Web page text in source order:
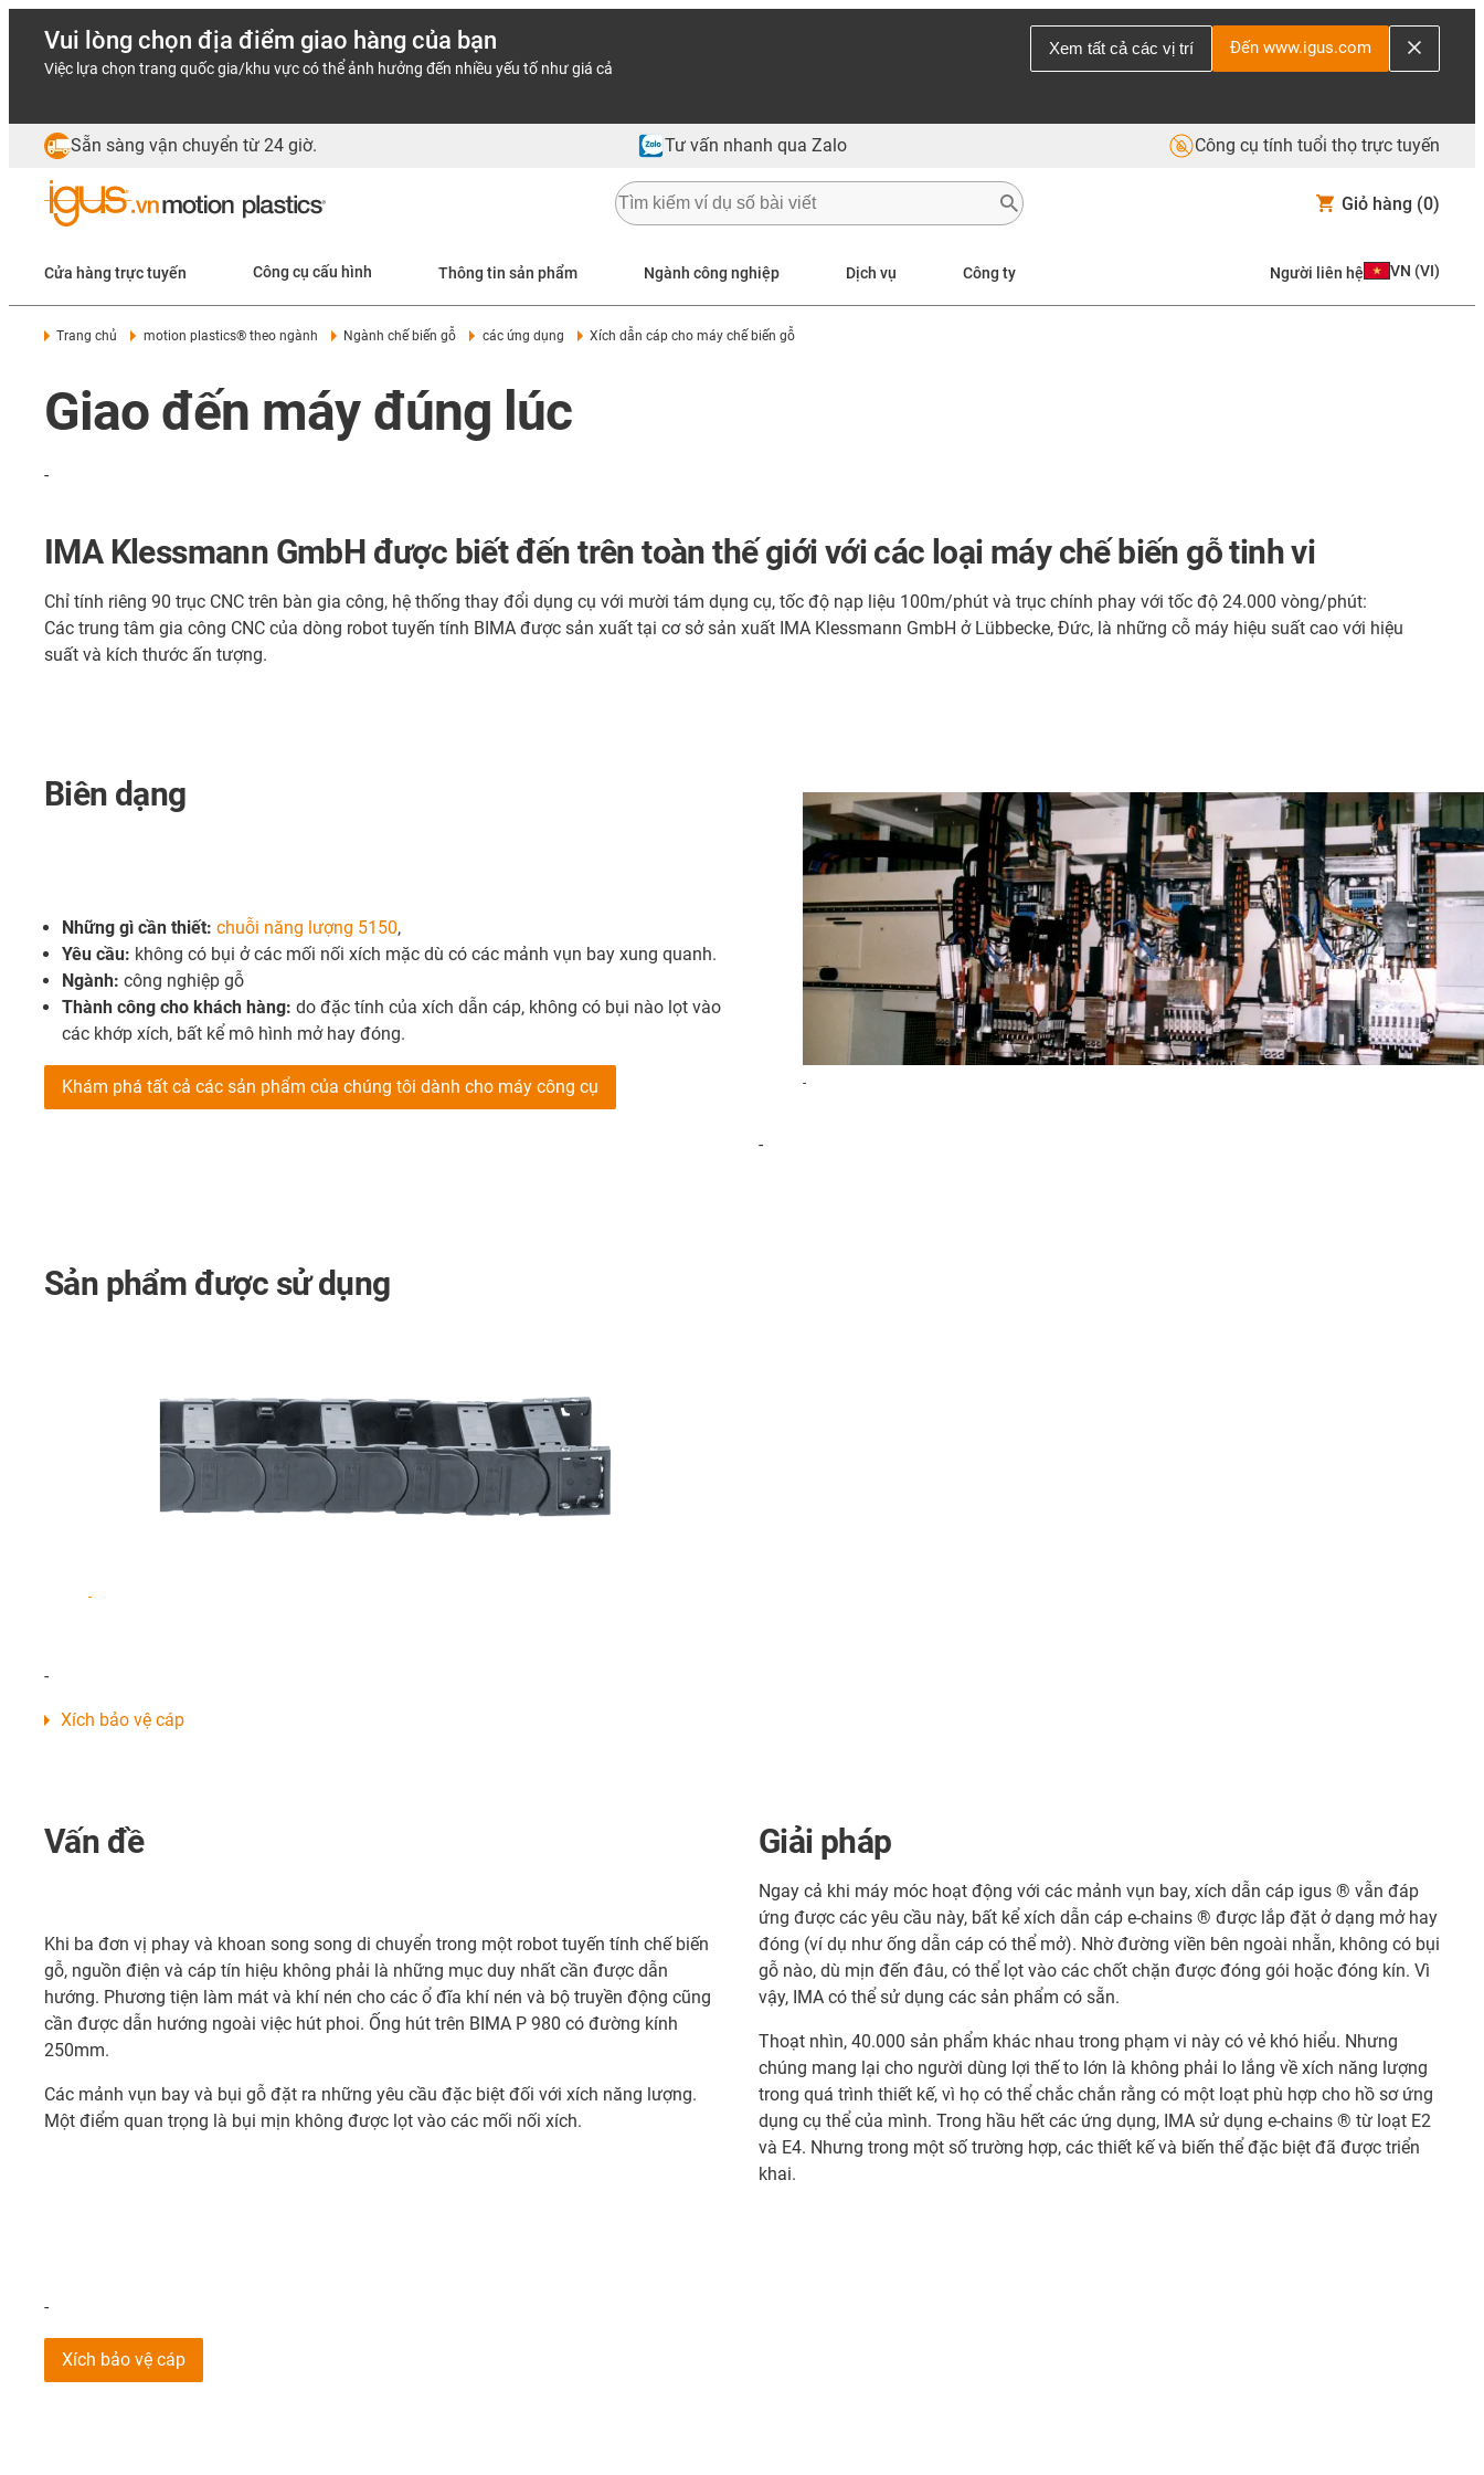
Vui lòng chọn địa điểm giao hàng của bạn
Việc lựa chọn trang quốc gia/khu vực có thể ảnh hưởng đến nhiều yếu tố như giá cả
Xem tất cả các vị trí Đến www.igus.com
Sẵn sàng vận chuyển từ 24 giờ. Tư vấn nhanh qua Zalo Công cụ tính tuổi thọ trực tuyến
Giỏ hàng (0)
Cửa hàng trực tuyến Công cụ cấu hình Thông tin sản phẩm Ngành công nghiệp Dịch vụ Công ty Người liên hệ VN (VI)
Trang chủ motion plastics® theo ngành Ngành chế biến gỗ các ứng dụng Xích dẫn cáp cho máy chế biến gỗ
Giao đến máy đúng lúc
-
IMA Klessmann GmbH được biết đến trên toàn thế giới với các loại máy chế biến gỗ tinh vi
Chỉ tính riêng 90 trục CNC trên bàn gia công, hệ thống thay đổi dụng cụ với mười tám dụng cụ, tốc độ nạp liệu 100m/phút và trục chính phay với tốc độ 24.000 vòng/phút:
Các trung tâm gia công CNC của dòng robot tuyến tính BIMA được sản xuất tại cơ sở sản xuất IMA Klessmann GmbH ở Lübbecke, Đức, là những cỗ máy hiệu suất cao với hiệu
suất và kích thước ấn tượng.
Biên dạng
Những gì cần thiết: chuỗi năng lượng 5150,
Yêu cầu: không có bụi ở các mối nối xích mặc dù có các mảnh vụn bay xung quanh.
Ngành: công nghiệp gỗ
Thành công cho khách hàng: do đặc tính của xích dẫn cáp, không có bụi nào lọt vào
các khớp xích, bất kể mô hình mở hay đóng.
Khám phá tất cả các sản phẩm của chúng tôi dành cho máy công cụ -
-
Sản phẩm được sử dụng
-
-
Xích bảo vệ cáp
Vấn đề
Khi ba đơn vị phay và khoan song song di chuyển trong một robot tuyến tính chế biến
gỗ, nguồn điện và cáp tín hiệu không phải là những mục duy nhất cần được dẫn
hướng. Phương tiện làm mát và khí nén cho các ổ đĩa khí nén và bộ truyền động cũng
cần được dẫn hướng ngoài việc hút phoi. Ống hút trên BIMA P 980 có đường kính
250mm.
Các mảnh vụn bay và bụi gỗ đặt ra những yêu cầu đặc biệt đối với xích năng lượng.
Một điểm quan trọng là bụi mịn không được lọt vào các mối nối xích.
Giải pháp
Ngay cả khi máy móc hoạt động với các mảnh vụn bay, xích dẫn cáp igus ® vẫn đáp
ứng được các yêu cầu này, bất kể xích dẫn cáp e-chains ® được lắp đặt ở dạng mở hay
đóng (ví dụ như ống dẫn cáp có thể mở). Nhờ đường viền bên ngoài nhẵn, không có bụi
gỗ nào, dù mịn đến đâu, có thể lọt vào các chốt chặn được đóng gói hoặc đóng kín. Vì
vậy, IMA có thể sử dụng các sản phẩm có sẵn.
Thoạt nhìn, 40.000 sản phẩm khác nhau trong phạm vi này có vẻ khó hiểu. Nhưng
chúng mang lại cho người dùng lợi thế to lớn là không phải lo lắng về xích năng lượng
trong quá trình thiết kế, vì họ có thể chắc chắn rằng có một loạt phù hợp cho hồ sơ ứng
dụng cụ thể của mình. Trong hầu hết các ứng dụng, IMA sử dụng e-chains ® từ loạt E2
và E4. Nhưng trong một số trường hợp, các thiết kế và biến thể đặc biệt đã được triển
khai.
-
Xích bảo vệ cáp